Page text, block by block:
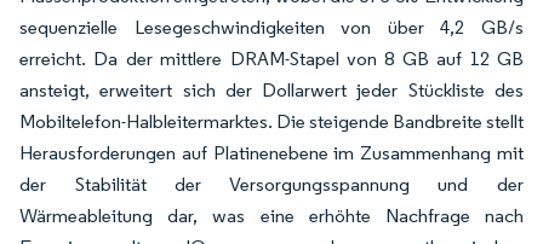
sequenzielle Lesegeschwindigkeiten von über 4,2 GB/s
erreicht. Da der mittlere DRAM-Stapel von 8 GB auf 12 GB
ansteigt, erweitert sich der Dollarwert jeder Stückliste des
Mobiltelefon-Halbleitermarktes. Die steigende Bandbreite stellt
Herausforderungen auf Platinenebene im Zusammenhang mit
der Stabilität der Versorgungsspannung und der
Wärmeableitung dar, was eine erhöhte Nachfrage nach